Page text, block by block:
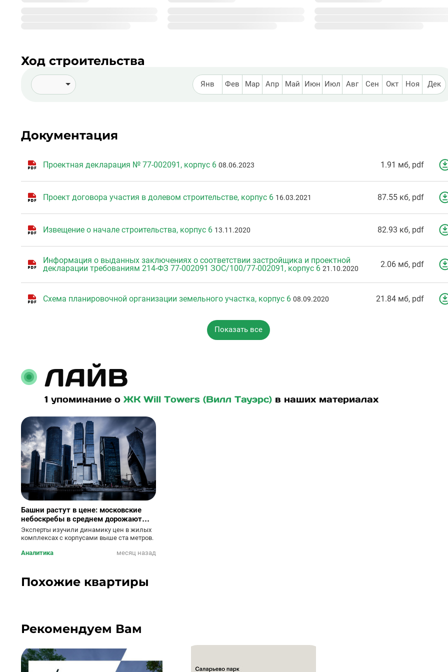
Ход строительства
Янв Фев Мар Апр Май Июн Июл Авг Сен Окт Ноя Дек
Документация
Проектная декларация № 77-002091, корпус 6 08.06.2023 1.91 мб, pdf
Проект договора участия в долевом строительстве, корпус 6 16.03.2021 87.55 кб, pdf
Извещение о начале строительства, корпус 6 13.11.2020 82.93 кб, pdf
Информация о выданных заключениях о соответствии застройщика и проектной
декларации требованиям 214-ФЗ 77-002091 ЗОС/100/77-002091, корпус 6 21.10.2020 2.06 мб, pdf
Схема планировочной организации земельного участка, корпус 6 08.09.2020 21.84 мб, pdf
Показать все
ЛАЙВ
1 упоминание о ЖК Will Towers (Вилл Тауэрс) в наших материалах
Башни растут в цене: московские
небоскребы в среднем дорожают
почти на 14% в год
Эксперты изучили динамику цен в жилых
комплексах с корпусами выше ста метров.
Аналитика
месяц назад
Похожие квартиры
Рекомендуем Вам